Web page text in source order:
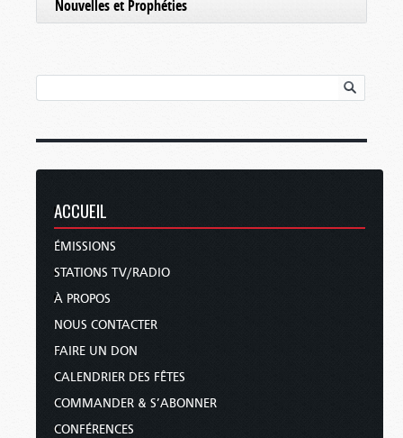
Nouvelles et Prophéties
ACCUEIL
ÉMISSIONS
STATIONS TV/RADIO
À PROPOS
NOUS CONTACTER
FAIRE UN DON
CALENDRIER DES FÊTES
COMMANDER & S’ABONNER
CONFÉRENCES